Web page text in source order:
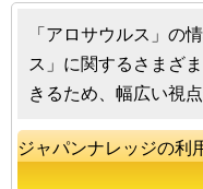
「アロサウルス」の
ス」に関するさまざ
きるため、幅広い視
ジャパンナレッジの利